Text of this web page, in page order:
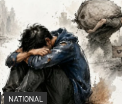
NATIONAL